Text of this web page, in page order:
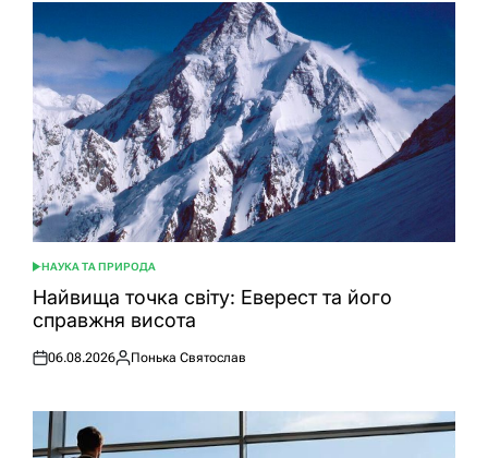
ОПУБЛІКУВАТИ
У
НАУКА ТА ПРИРОДА
Найвища точка світу: Еверест та його
справжня висота
Оприлюднено
06.08.2026
Опубліковано
Понька Святослав